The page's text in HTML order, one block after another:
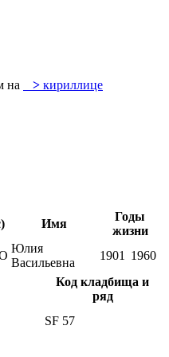
на
> кириллице
Имя
Годы
жизни
Юлия
Васильевна
1901 1960
Код кладбища и
ряд
SF 57